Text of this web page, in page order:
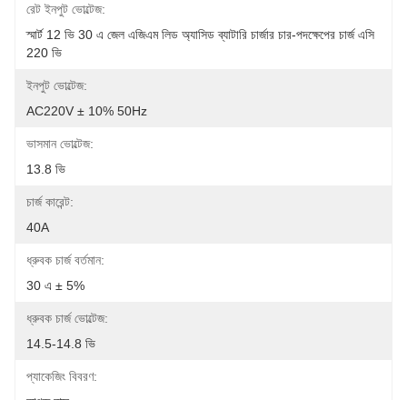
রেট ইনপুট ভোল্টেজ:
স্মার্ট 12 ভি 30 এ জেল এজিএম লিড অ্যাসিড ব্যাটারি চার্জার চার-পদক্ষেপের চার্জ এসি
220 ভি
ইনপুট ভোল্টেজ:
AC220V ± 10% 50Hz
ভাসমান ভোল্টেজ:
13.8 ভি
চার্জ কারেন্ট:
40A
ধ্রুবক চার্জ বর্তমান:
30 এ ± 5%
ধ্রুবক চার্জ ভোল্টেজ:
14.5-14.8 ভি
প্যাকেজিং বিবরণ: